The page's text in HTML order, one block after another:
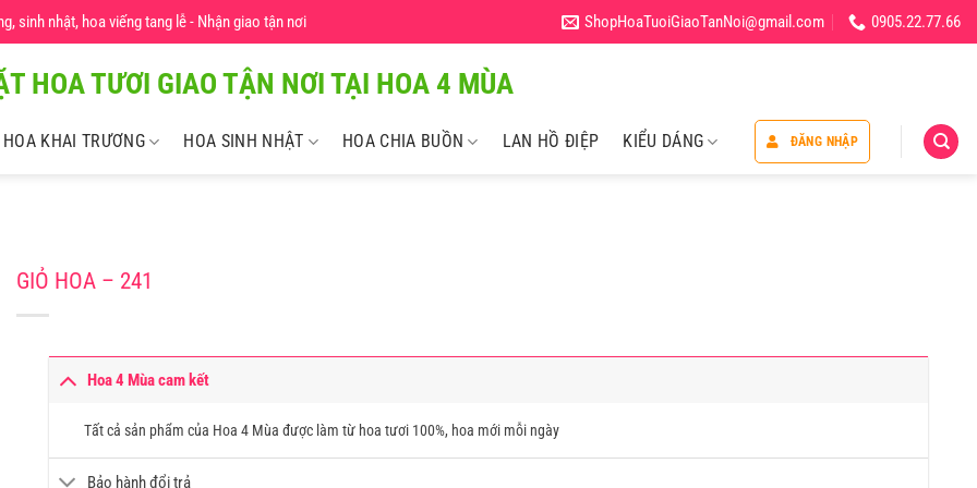
sinh nhật, hoa viếng tang lễ - Nhận giao tận nơi ShopHoaTuoiGiaoTanNoi@gmail.com 0905.22.77.66
HOA TƯƠI GIAO TẬN NƠI TẠI HOA 4 MÙA
HOA KHAI TRƯƠNG HOA SINH NHẬT HOA CHIA BUỒN LAN HỒ ĐIỆP KIỂU DÁNG ĐĂNG NHẬP
GIỎ HOA – 241
Hoa 4 Mùa cam kết
Tất cả sản phẩm của Hoa 4 Mùa được làm từ hoa tươi 100%, hoa mới mỗi ngày
Bảo hành đổi trả